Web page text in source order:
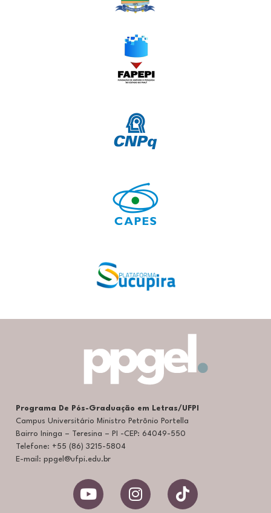
Programa De Pós-Graduação em Letras/UFPI
Campus Universitário Ministro Petrônio Portella
Bairro Ininga – Teresina – PI -CEP: 64049-550
Telefone: +55 (86) 3215-5804
E-mail: ppgel@ufpi.edu.br